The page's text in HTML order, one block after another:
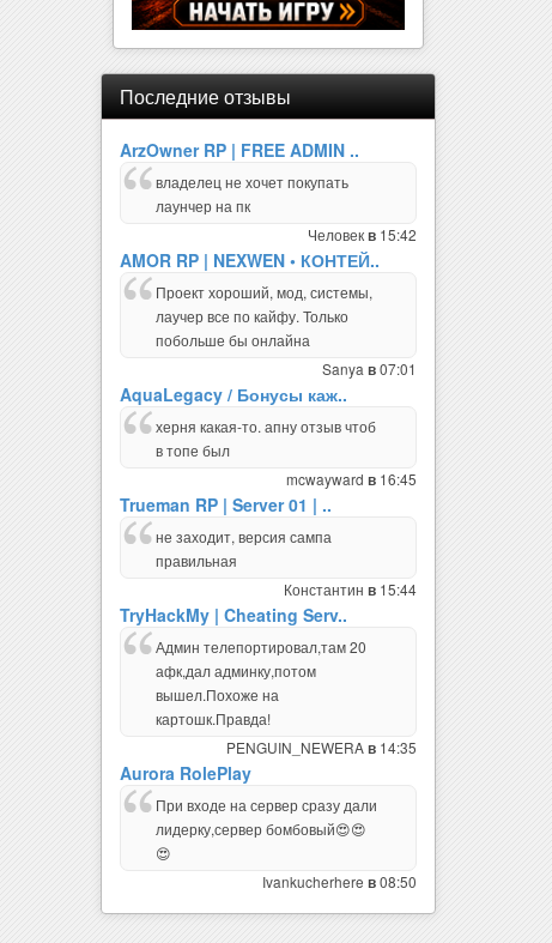
Последние отзывы
ArzOwner RP | FREE ADMIN ..
владелец не хочет покупать
лаунчер на пк
Человекв 15:42
AMOR RP | NEXWEN • КОНТЕЙ..
Проект хороший, мод, системы,
лаучер все по кайфу. Только
побольше бы онлайна
Sanya в07:01
AquaLegacy / Бонусы каж..
херня какая-то. апну отзыв чтоб
в топе был
mcwayward в 16:45
Trueman RP | Server 01 | ..
не заходит, версия сампа
правильная
Константин в 15:44
TryHackMy | Cheating Serv..
Админ телепортировал,там 20
афк,дал админку,потом
вышел.Похоже на
картошк.Правда!
PENGUIN_NEWERAв 14:35
Aurora RolePlay
При входе на сервер сразу дали
лидерку,сервер бомбовый😍😍
😍
Ivankucherhere в08:50